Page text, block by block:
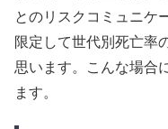
とのリスクコミュニケ
限定して世代別死亡率
思います。こんな場合
ます。